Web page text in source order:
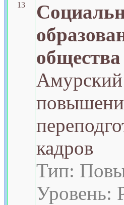
13
Амурский
кадров
Тип:
Уровень: